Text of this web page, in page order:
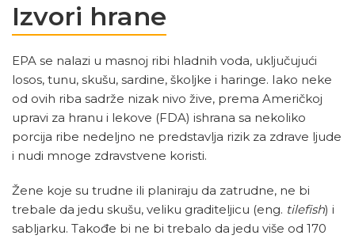
Izvori hrane
EPA se nalazi u masnoj ribi hladnih voda, uključujući
losos, tunu, skušu, sardine, školjke i haringe. Iako neke
od ovih riba sadrže nizak nivo žive, prema Američkoj
upravi za hranu i lekove (FDA) ishrana sa nekoliko
porcija ribe nedeljno ne predstavlja rizik za zdrave ljude
i nudi mnoge zdravstvene koristi.
Žene koje su trudne ili planiraju da zatrudne, ne bi
trebale da jedu skušu, veliku graditeljicu (eng. tilefish) i
sabljarku. Takođe bi ne bi trebalo da jedu više od 170